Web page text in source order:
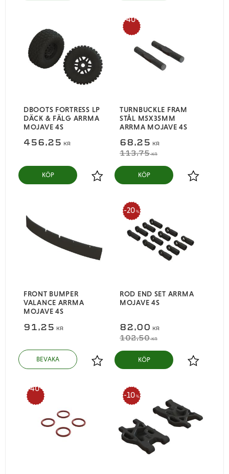
DBOOTS FORTRESS LP
DÄCK & FÄLG ARRMA
MOJAVE 4S
456,25 KR
Lägg till i favoriter
KÖP
TURNBUCKLE FRAM
STÅL M5X35MM
ARRMA MOJAVE 4S
68,25 KR
113,75KR
40
%
Lägg till i
KÖP
FRONT BUMPER
VALANCE ARRMA
MOJAVE 4S
91,25 KR
Lägg till i favoriter
ROD END SET ARRMA
MOJAVE 4S
82,00 KR
102,50KR
20 %
Lägg till i
KÖP
40
%
10 %